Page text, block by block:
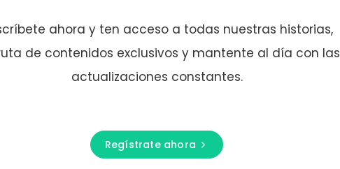
ahora y ten acceso a todas nuestras historias,
de contenidos exclusivos y mantente al día con las
actualizaciones constantes.
Regístrate ahora